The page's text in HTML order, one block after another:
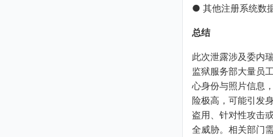
● 其他注册系统数
总结
此次泄露涉及委内
监狱服务部大量员
心身份与照片信息
险极高，可能引发
盗用、针对性攻击
全威胁。相关部门